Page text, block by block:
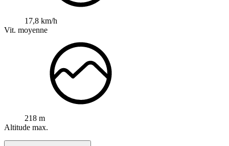
17,8 km/h
Vit. moyenne
218 m
Altitude max.